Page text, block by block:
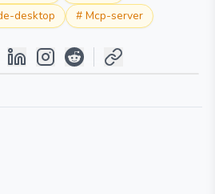
desktop # Mcp-server